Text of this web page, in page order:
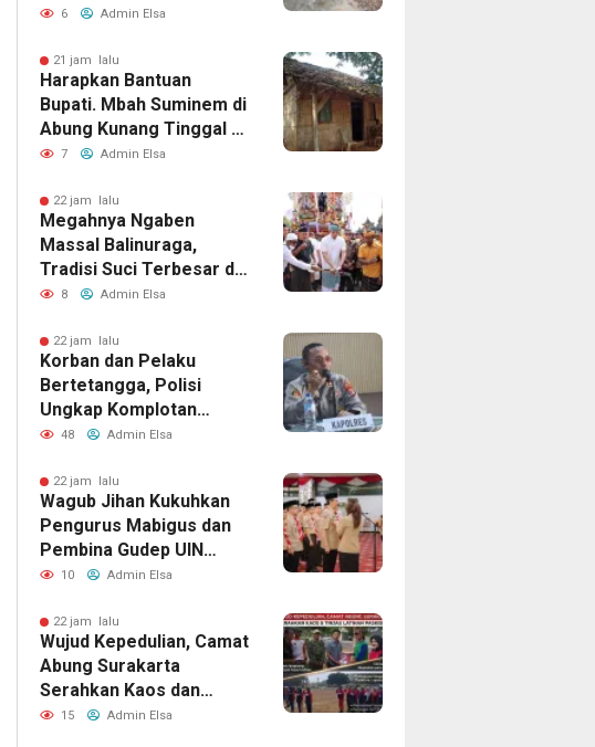
Genangan dan Banjir
6 Admin Elsa
21 jam lalu
Harapkan Bantuan
Bupati. Mbah Suminem di
Abung Kunang Tinggal di
Gubuk Reyot Tanpa
7 Admin Elsa
22 jam lalu
Megahnya Ngaben
Massal Balinuraga,
Tradisi Suci Terbesar di
Indonesia yang
Merekatkan Ikatan
Keluarga
8 Admin Elsa
22 jam lalu
Korban dan Pelaku
Bertetangga, Polisi
Ungkap Komplotan
Kejahatan di Delapan
48 Admin Elsa
22 jam lalu
Wagub Jihan Kukuhkan
Pengurus Mabigus dan
Pembina Gudep UIN
Raden Intan, Dorong
Karakter Generasi Muda
10 Admin Elsa
22 jam lalu
Wujud Kepedulian, Camat
Abung Surakarta
Serahkan Kaos dan
Tinjau Latihan Paskibra
15 Admin Elsa